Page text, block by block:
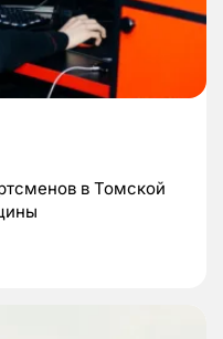
в Томской